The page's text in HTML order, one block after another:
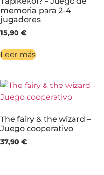
memoria para 2-4
jugadores
15,90 €
Leer más
The fairy & the wizard –
Juego cooperativo
37,90 €